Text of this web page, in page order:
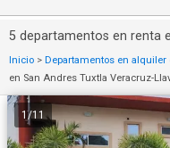
5 departamentos en renta
Inicio > Departamentos en alquiler
en San Andres Tuxtla Veracruz-
1/11